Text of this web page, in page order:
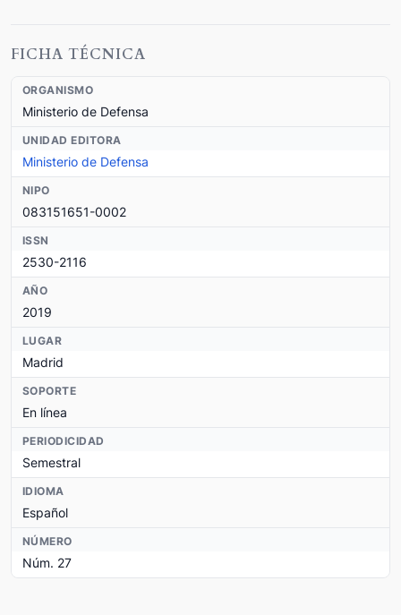
FICHA TÉCNICA
ORGANISMO
Ministerio de Defensa
UNIDAD EDITORA
Ministerio de Defensa
NIPO
083151651-0002
ISSN
2530-2116
AÑO
2019
LUGAR
Madrid
SOPORTE
En línea
PERIODICIDAD
Semestral
IDIOMA
Español
NÚMERO
Núm. 27